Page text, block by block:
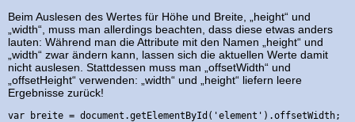
Beim Auslesen des Wertes für Höhe und Breite, „height“ und
„width“, muss man allerdings beachten, dass diese etwas anders
lauten: Während man die Attribute mit den Namen „height“ und
„width“ zwar ändern kann, lassen sich die aktuellen Werte damit
nicht auslesen. Stattdessen muss man „offsetWidth“ und
„offsetHeight“ verwenden: „width“ und „height“ liefern leere
Ergebnisse zurück!
var breite = document.getElementById('element').offsetWidth;